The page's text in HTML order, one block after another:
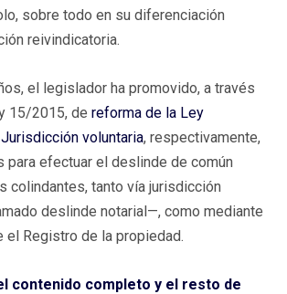
sobre todo en su diferenciación
reivindicatoria.
el legislador ha promovido, a través
15/2015, de reforma de la Ley
Jurisdicción voluntaria, respectivamente,
para efectuar el deslinde de común
colindantes, tanto vía jurisdicción
deslinde notarial—, como mediante
el Registro de la propiedad.
contenido completo y el resto de